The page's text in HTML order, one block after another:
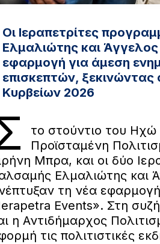
Οι Ιεραπετρίτες
Ελμαλιώτης και
εφαρμογή για άμεση
επισκεπτών,
Κυρβείων 2026
το στούντιο του
Προϊσταμένη
Μπρα, και οι δύο
Ελμαλιώτης και
τη νέα
Events». Στη
η Αντιδήμαρχος
τις πολιτιστικές